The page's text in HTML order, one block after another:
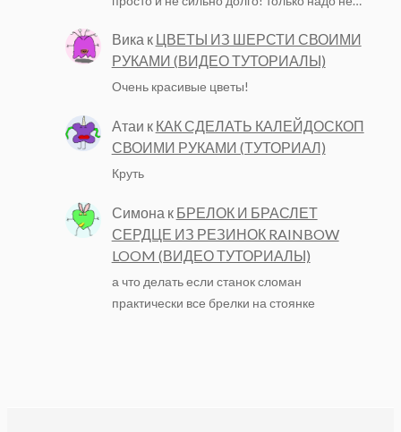
Вика к ЦВЕТЫ ИЗ ШЕРСТИ СВОИМИ
РУКАМИ (ВИДЕО ТУТОРИАЛЫ)
Очень красивые цветы!
Атаи к КАК СДЕЛАТЬ КАЛЕЙДОСКОП
СВОИМИ РУКАМИ (ТУТОРИАЛ)
Круть
Симона к БРЕЛОК И БРАСЛЕТ
СЕРДЦЕ ИЗ РЕЗИНОК RAINBOW
LOOM (ВИДЕО ТУТОРИАЛЫ)
а что делать если станок сломан
практически все брелки на стоянке